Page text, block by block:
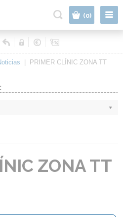
(0)
PRIMER CLÍNIC ZONA TT
ZONA TT